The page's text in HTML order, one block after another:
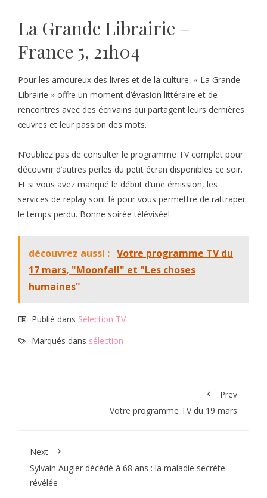
La Grande Librairie –
France 5, 21h04
Pour les amoureux des livres et de la culture, « La Grande
Librairie » offre un moment d’évasion littéraire et de
rencontres avec des écrivains qui partagent leurs dernières
œuvres et leur passion des mots.
N’oubliez pas de consulter le programme TV complet pour
découvrir d’autres perles du petit écran disponibles ce soir.
Et si vous avez manqué le début d’une émission, les
services de replay sont là pour vous permettre de rattraper
le temps perdu. Bonne soirée télévisée!
découvrez aussi : Votre programme TV du
17 mars, "Moonfall" et "Les choses
humaines"
Publié dans Sélection TV
Marqués dans sélection
Prev
Votre programme TV du 19 mars
Next
Sylvain Augier décédé à 68 ans : la maladie secrète
révélée